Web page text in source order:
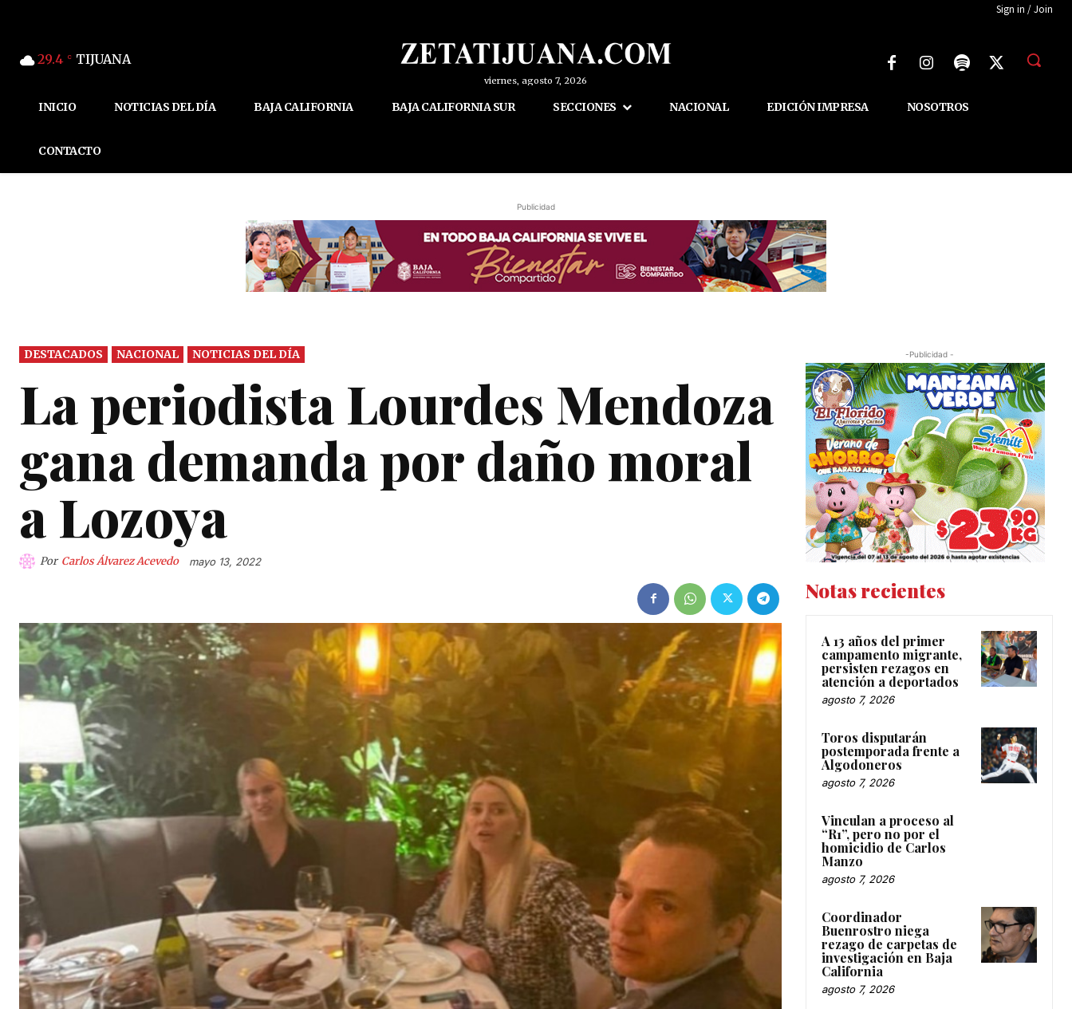
Sign in / Join
29.4 C TIJUANA
viernes, agosto 7, 2026
INICIO NOTICIAS DEL DÍA BAJA CALIFORNIA BAJA CALIFORNIA SUR SECCIONES NACIONAL EDICIÓN IMPRESA NOSOTROS
CONTACTO
Publicidad
DESTACADOS NACIONAL NOTICIAS DEL DÍA
La periodista Lourdes Mendoza
gana demanda por daño moral
a Lozoya
Por Carlos Álvarez Acevedo mayo 13, 2022
-Publicidad -
Notas recientes
A 13 años del primer
campamento migrante,
persisten rezagos en
atención a deportados
agosto 7, 2026
Toros disputarán
postemporada frente a
Algodoneros
agosto 7, 2026
Vinculan a proceso al
“R1”, pero no por el
homicidio de Carlos
Manzo
agosto 7, 2026
Coordinador
Buenrostro niega
rezago de carpetas de
investigación en Baja
California
agosto 7, 2026